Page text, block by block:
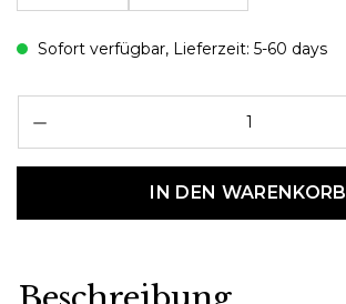
Sofort verfügbar, Lieferzeit: 5-60 days
IN DEN WARENKORB